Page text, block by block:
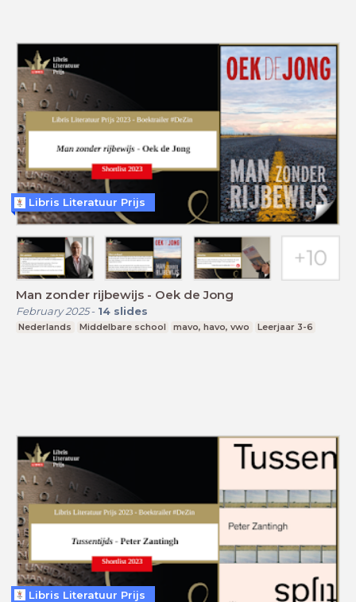
Man zonder rijbewijs - Oek de Jong
February 2025- 14 slides
Nederlands Middelbare school mavo, havo, vwo Leerjaar 3-6
Libris Literatuur Prijs
Libris Literatuur Prijs